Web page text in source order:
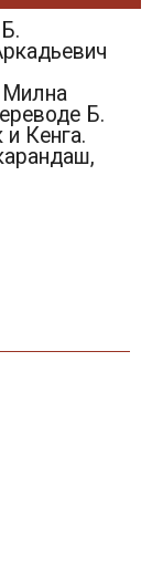
Милна
Б.
Кенга.